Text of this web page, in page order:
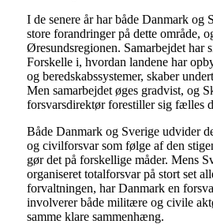
I de senere år har både Danmark og
store forandringer på dette område,
Øresundsregionen. Samarbejdet har
Forskelle i, hvordan landene har
og beredskabssystemer, skaber
Men samarbejdet øges gradvist, og
forsvarsdirektør forestiller sig fælles
Både Danmark og Sverige udvider
og civilforsvar som følge af den
gør det på forskellige måder. Mens
organiseret totalforsvar på stort set
forvaltningen, har Danmark en
involverer både militære og civile
samme klare sammenhæng.